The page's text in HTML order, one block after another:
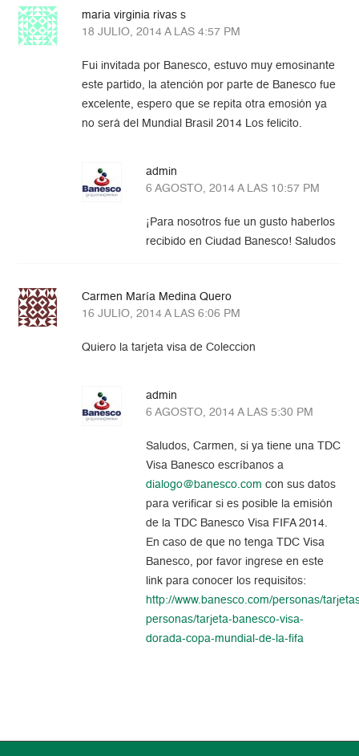
maria virginia rivas s
18 JULIO, 2014 A LAS 4:57 PM
Fui invitada por Banesco, estuvo muy emosinante
este partido, la atención por parte de Banesco fue
excelente, espero que se repita otra emosión ya
no será del Mundial Brasil 2014 Los felicito.
admin
6 AGOSTO, 2014 A LAS 10:57 PM
¡Para nosotros fue un gusto haberlos
recibido en Ciudad Banesco! Saludos
Carmen María Medina Quero
16 JULIO, 2014 A LAS 6:06 PM
Quiero la tarjeta visa de Coleccion
admin
6 AGOSTO, 2014 A LAS 5:30 PM
Saludos, Carmen, si ya tiene una TDC
Visa Banesco escríbanos a
dialogo@banesco.com con sus datos
para verificar si es posible la emisión
de la TDC Banesco Visa FIFA 2014.
En caso de que no tenga TDC Visa
Banesco, por favor ingrese en este
link para conocer los requisitos:
http://www.banesco.com/personas/
personas/tarjeta-banesco-visa-
dorada-copa-mundial-de-la-fifa